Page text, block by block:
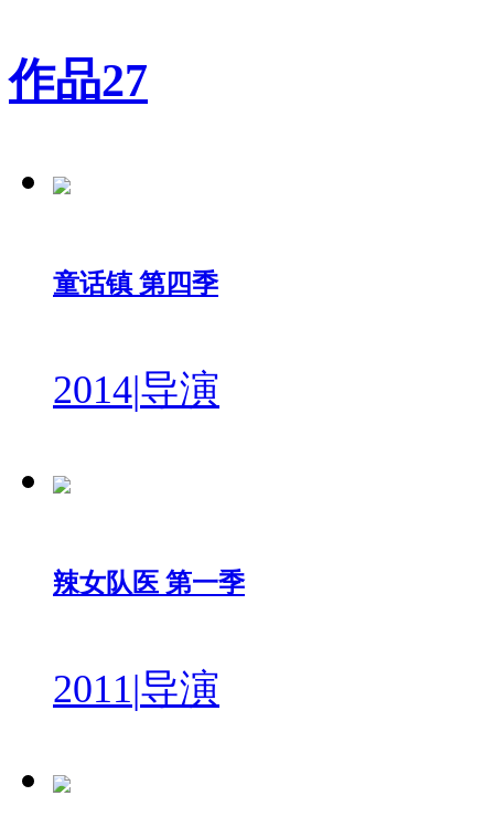
作品27
童话镇 第四季
2014|导演
辣女队医 第一季
2011|导演